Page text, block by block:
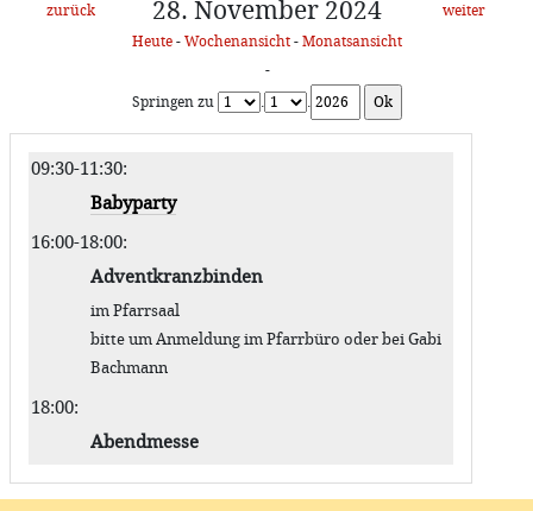
zurück 28. November 2024
weiter
Heute - Wochenansicht - Monatsansicht
-
Springen zu
. .
09:30-11:30:
Babyparty
16:00-18:00:
Adventkranzbinden
im Pfarrsaal
bitte um Anmeldung im Pfarrbüro oder bei Gabi
Bachmann
18:00:
Abendmesse